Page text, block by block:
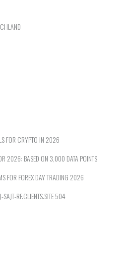
FOR CRYPTO IN 2026
2026: BASED ON 3,000 DATA POINTS
FOR FOREX DAY TRADING 2026
RF.CLIENTS.SITE 504